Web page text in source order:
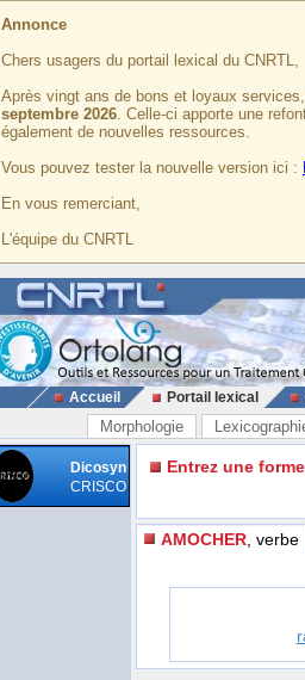
Annonce
Chers usagers du portail lexical du CNRTL,
Après vingt ans de bons et loyaux
septembre 2026. Celle-ci apporte une
également de nouvelles ressources.
Vous pouvez tester la nouvelle version ici :
En vous remerciant,
L'équipe du CNRTL
Accueil Portail lexical
Morphologie
Dicosyn
CRISCO
Entrez une forme
AMOCHER , verbe